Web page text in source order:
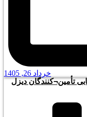
خرداد 26, 1405
تأمین¬کنندگان دیزل